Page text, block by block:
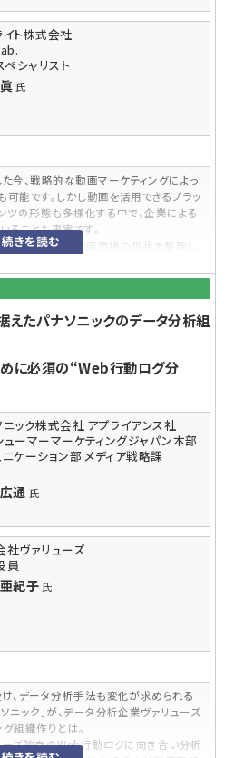
ージョンを増やしたい、離脱率を下げた
ブサイト上での顧客体験を改善したいと
ージョンを増やしたい、離脱率を下げた
ブサイト上での顧客体験を改善したいと
イト株式会社
ペシャリスト
氏
今、戦略的な動画マーケティングによっ
能です。しかし動画を活用できるプラッ
ツの形態も多様化する中で、企業による
ことも事実です。
の基礎となる動画市場の現状を整理し
れる方にも、現在の施策に課題があり
にも役立つ情報をお届けします。
に関心のあるマーケティング担当の皆
さえておくべき市場感を網羅できるほ
での効果的な動画活用や今後盛り上
活用ポイントを学べます。
る内容です
ことは分かっているが、現在の市場感を
ームが多く、どこで何をすべきか分からな
てみたものの、期待した成果が出ていな
業のプロデューサーとして400件以上の
続きを読む
たパナソニックのデータ分析組
に必須の“Web行動ログ分
ニック株式会社 アプライアンス社
ューマーマーケティングジャパン本部
ニケーション部 メディア戦略課
通 氏
社ヴァリューズ
員
紀子 氏
、データ分析手法も変化が求められる
ニック」が、データ分析企業ヴァリューズ
組織作りとは。
ーズ独自のWeb行動ログに向き合い分析